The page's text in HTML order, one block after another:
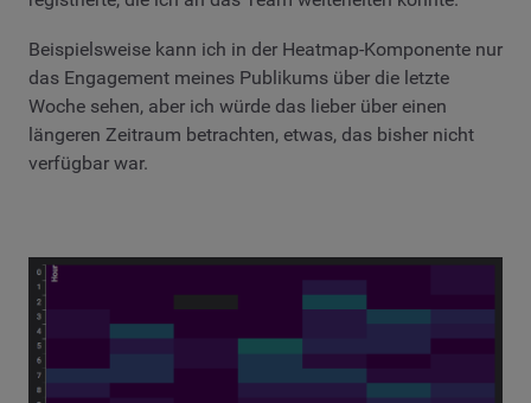
Beispielsweise kann ich in der Heatmap-Komponente nur
das Engagement meines Publikums über die letzte
Woche sehen, aber ich würde das lieber über einen
längeren Zeitraum betrachten, etwas, das bisher nicht
verfügbar war.